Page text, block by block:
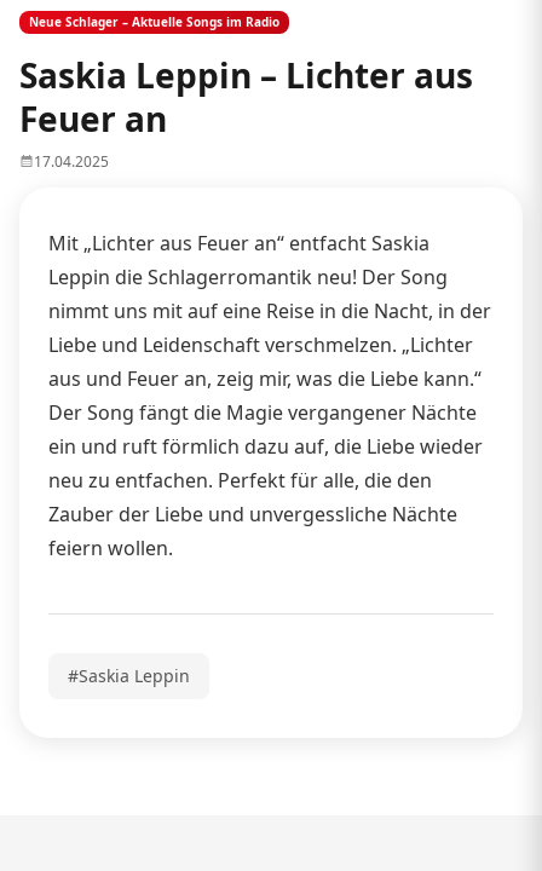
Neue Schlager – Aktuelle Songs im Radio
Saskia Leppin – Lichter aus
Feuer an
17.04.2025
Mit „Lichter aus Feuer an“ entfacht Saskia
Leppin die Schlagerromantik neu! Der Song
nimmt uns mit auf eine Reise in die Nacht, in der
Liebe und Leidenschaft verschmelzen. „Lichter
aus und Feuer an, zeig mir, was die Liebe kann.“
Der Song fängt die Magie vergangener Nächte
ein und ruft förmlich dazu auf, die Liebe wieder
neu zu entfachen. Perfekt für alle, die den
Zauber der Liebe und unvergessliche Nächte
feiern wollen.
#Saskia Leppin